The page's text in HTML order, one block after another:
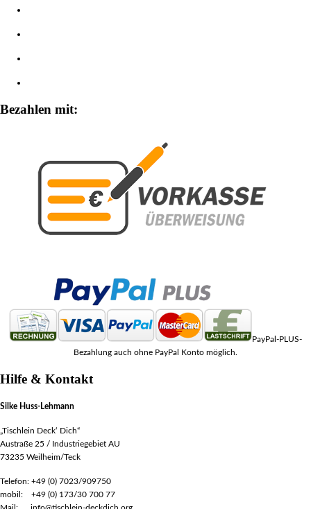
Bezahlen mit:
PayPal-PLUS-
Bezahlung auch ohne PayPal Konto möglich.
Hilfe & Kontakt
Silke Huss-Lehmann
„Tischlein Deck‘ Dich“
Austraße 25 / Industriegebiet AU
73235 Weilheim/Teck
Telefon: +49 (0) 7023/909750
mobil: +49 (0) 173/30 700 77